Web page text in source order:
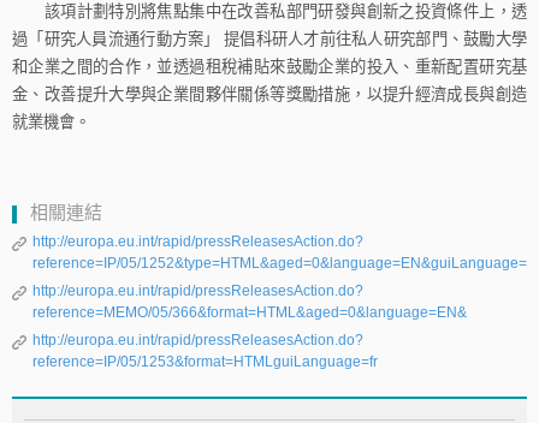
該項計劃特別將焦點集中在改善私部門研發與創新之投資條件上，透
過「研究人員流通行動方案」
提倡科研人才前往私人研究部門、鼓勵大學
和企業之間的合作，並透過租稅補貼來鼓勵企業的投入、重新配置研究基
金、改善提升大學與企業間夥伴關係等獎勵措施，以提升經濟成長與創造
就業機會。
相關連結
http://europa.eu.int/rapid/pressReleasesAction.do?
reference=IP/05/
http://europa.eu.int/rapid/pressReleasesAction.do?
reference=MEMO/05/366&format=HTML&aged=0&language=EN&
http://europa.eu.int/rapid/pressReleasesAction.do?
reference=IP/05/1253&format=HTMLguiLanguage=fr